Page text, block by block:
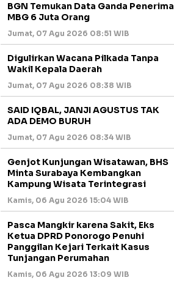
BGN Temukan Data Ganda Penerima
MBG 6 Juta Orang
Jumat, 07 Agu 2026 08:51 WIB
Digulirkan Wacana Pilkada Tanpa
Wakil Kepala Daerah
Jumat, 07 Agu 2026 08:38 WIB
SAID IQBAL, JANJI AGUSTUS TAK
ADA DEMO BURUH
Jumat, 07 Agu 2026 08:34 WIB
Genjot Kunjungan Wisatawan, BHS
Minta Surabaya Kembangkan
Kampung Wisata Terintegrasi
Kamis, 06 Agu 2026 15:04 WIB
Pasca Mangkir karena Sakit, Eks
Ketua DPRD Ponorogo Penuhi
Panggilan Kejari Terkait Kasus
Tunjangan Perumahan
Kamis, 06 Agu 2026 13:09 WIB